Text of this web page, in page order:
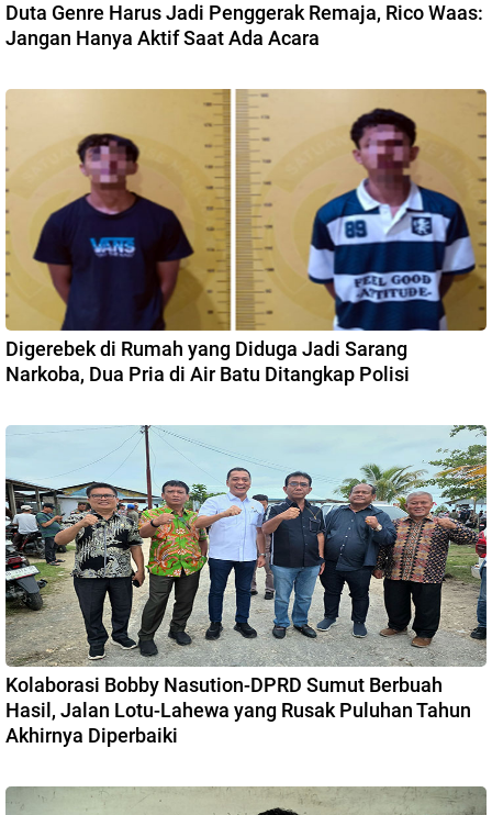
Duta Genre Harus Jadi Penggerak Remaja, Rico Waas:
Jangan Hanya Aktif Saat Ada Acara
Digerebek di Rumah yang Diduga Jadi Sarang
Narkoba, Dua Pria di Air Batu Ditangkap Polisi
Kolaborasi Bobby Nasution-DPRD Sumut Berbuah
Hasil, Jalan Lotu-Lahewa yang Rusak Puluhan Tahun
Akhirnya Diperbaiki